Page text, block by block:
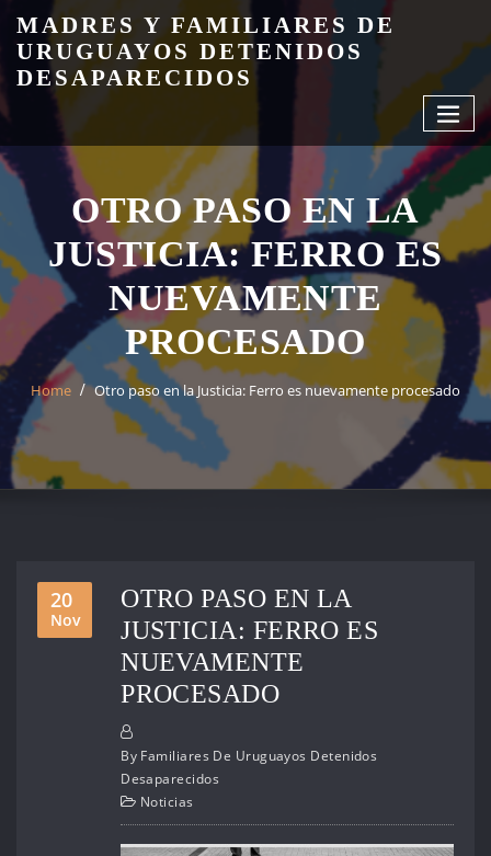
content
MADRES Y FAMILIARES DE
URUGUAYOS DETENIDOS
DESAPARECIDOS
OTRO PASO EN LA
JUSTICIA: FERRO ES
NUEVAMENTE
PROCESADO
Home Otro paso en la Justicia: Ferro es nuevamente procesado
20
Nov
OTRO PASO EN LA
JUSTICIA: FERRO ES
NUEVAMENTE
PROCESADO
By Familiares De Uruguayos Detenidos
Desaparecidos
Noticias